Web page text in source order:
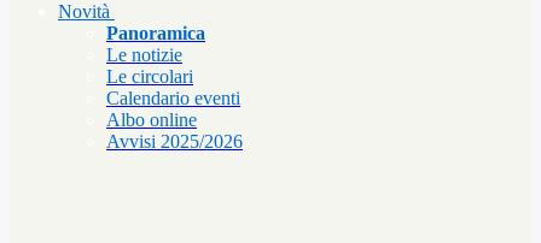
Novità
Panoramica
Le notizie
Le circolari
Calendario eventi
Albo online
Avvisi 2025/2026